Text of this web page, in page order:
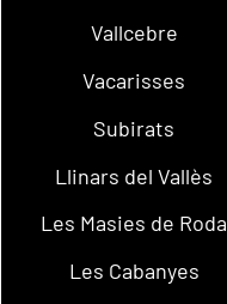
Vallcebre
Vacarisses
Subirats
Llinars del Vallès
Les Masies de Roda
Les Cabanyes